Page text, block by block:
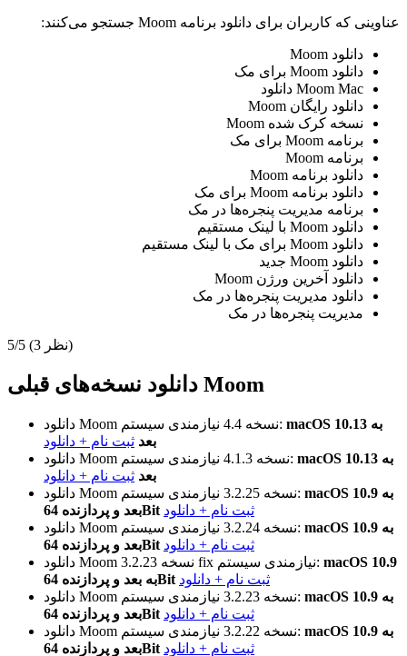
عناوینی که کاربران برای دانلود برنامه Moom جستجو می‌کنند:
دانلود Moom
دانلود Moom برای مک
Moom Mac دانلود
دانلود رایگان Moom
نسخه کرک شده Moom
برنامه Moom برای مک
برنامه Moom
دانلود برنامه Moom
دانلود برنامه Moom برای مک
برنامه مدیریت پنجره‌ها در مک
دانلود Moom با لینک مستقیم
دانلود Moom برای مک با لینک مستقیم
دانلود Moom جدید
دانلود آخرین ورژن Moom
دانلود مدیریت پنجره‌ها در مک
مدیریت پنجره‌ها در مک
5/5 (3 نظر)
دانلود نسخه‌های قبلی Moom
دانلود Moom نسخه 4.4نیازمندی سیستم: macOS 10.13 به
بعد ثبت نام + دانلود
دانلود Moom
نسخه 4.1.3نیازمندی سیستم: macOS 10.13 به
بعد ثبت نام + دانلود
دانلود Moom
نسخه 3.2.25نیازمندی سیستم: macOS 10.9 به
بعد و پردازنده 64Bit ثبت نام + دانلود
دانلود Moom
نسخه 3.2.24نیازمندی سیستم: macOS 10.9 به
بعد و پردازنده 64Bit ثبت نام + دانلود
دانلود Moom
نسخه 3.2.23 fix نیازمندی سیستم: macOS 10.9
به بعد و پردازنده 64Bit ثبت نام + دانلود
دانلود Moom
نسخه 3.2.23نیازمندی سیستم: macOS 10.9 به
بعد و پردازنده 64Bit ثبت نام + دانلود
دانلود Moom
نسخه 3.2.22نیازمندی سیستم: macOS 10.9 به
بعد و پردازنده 64Bit ثبت نام + دانلود